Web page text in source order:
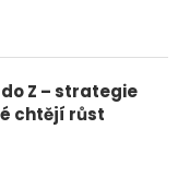
Z – strategie
chtějí růst